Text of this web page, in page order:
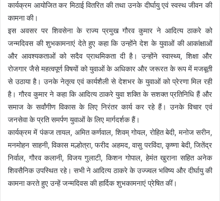
कार्यक्रम आयोजित कर मिठाई वितरित की तथा उनके दीर्घायु एवं स्वस्थ जीवन की
कामना की।
इस अवसर पर शिवसेना के राज्य प्रमुख गौरव कुमार ने आदित्य ठाकरे को
जन्मदिवस की शुभकामनाएं देते हुए कहा कि उन्होंने देश के युवाओं की आकांक्षाओं
और आवश्यकताओं को सदैव प्राथमिकता दी है। उन्होंने स्वास्थ्य, शिक्षा और
रोजगार जैसे महत्वपूर्ण विषयों को युवाओं के अधिकार और जरूरत के रूप में मजबूती
से उठाया है। उनके नेतृत्व एवं कार्यशैली से देशभर के युवाओं को प्रेरणा मिल रही
है। गौरव कुमार ने कहा कि आदित्य ठाकरे युवा शक्ति के सशक्त प्रतिनिधि हैं और
समाज के सर्वांगीण विकास के लिए निरंतर कार्य कर रहे हैं। उनके विचार एवं
जनसेवा के प्रति समर्पण युवाओं के लिए मार्गदर्शक हैं।
कार्यक्रम में पंकज तायल, अमित कर्णवाल, शिवम् गोयल, रोहित बेदी, मनोज सरीन,
मनमोहन साहनी, विकास मल्होत्रा, फरीद अहमद, वासु परविंदा, कृष्णा बेदी, जितेंद्र
निर्वाल, गौरव कलानी, विजय गुलाटी, किशन गोपाल, हेमंत खुराना सहित अनेक
शिवसैनिक उपस्थित रहे। सभी ने आदित्य ठाकरे के उज्ज्वल भविष्य और दीर्घायु की
कामना करते हुए उन्हें जन्मदिवस की हार्दिक शुभकामनाएं प्रेषित कीं।